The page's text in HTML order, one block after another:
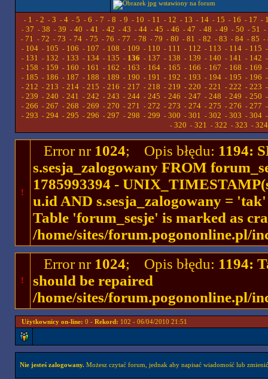
- 1 - 2 - 3 - 4 - 5 - 6 - 7 - 8 - 9 - 10 - 11 - 12 - 13 - 14 - 15 - 16 - 17 -
- 37 - 38 - 39 - 40 - 41 - 42 - 43 - 44- 45 - 46 - 47 - 48 - 49 - 50 - 51 -
- 71 - 72 - 73 - 74 - 75 - 76 - 77 - 78 - 79 - 80 - 81 - 82 - 83 - 84 - 85 -
- 104- 105 - 106 - 107 - 108 - 109 - 110 - 111 - 112 - 113 - 114- 115
- 131 - 132 - 133 - 134- 135 - 136 - 137 - 138 - 139 - 140 - 141 - 142
- 158 - 159 - 160 - 161 - 162 - 163 - 164- 165 - 166 - 167 - 168 - 169
- 185 - 186 - 187 - 188 - 189 - 190 - 191 - 192 - 193 - 194- 195 - 196
- 212 - 213 - 214- 215 - 216 - 217 - 218 - 219 - 220 - 221 - 222 - 223
- 239 - 240 - 241 - 242 - 243 - 244- 245 - 246 - 247 - 248 - 249 - 250
- 266 - 267 - 268 - 269 - 270 - 271 - 272 - 273 - 274- 275 - 276 - 277
- 293 - 294- 295 - 296 - 297 - 298 - 299 - 300 - 301 - 302 - 303 - 304
- 320 - 321 - 322 - 323 - 324
!
Error nr 1024; Opis błędu: 1194:
s.sesja_zalogowany FROM
1785993394 -
u.id AND s.sesja_zalogowany =
Table 'forum_sesje' is marked as
/home/sites/forum.pogononline.pl/
!
Error nr 1024; Opis błędu: 1194:
should be repaired
/home/sites/forum.pogononline.pl/
Użytkownicy on-line: 0 - Rekord: 102 - 06/04/2010 21:51
Nie jesteś zalogowany.Możesz czytać forum, jednak aby napisać wiadomość lub